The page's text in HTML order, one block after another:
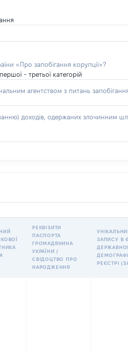
«Про запобігання корупції»?
- третьої категорій
агентством з питань
доходів, одержаних злочинним
РЕКВІЗИТИ
ПАСПОРТА
ГРОМАДЯНИНА
УКРАЇНИ /
СВІДОЦТВО ПРО
НАРОДЖЕННЯ
ЗАПИСУ В
РЕЄСТРІ